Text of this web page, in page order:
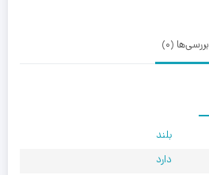
(0)
بلند
دارد